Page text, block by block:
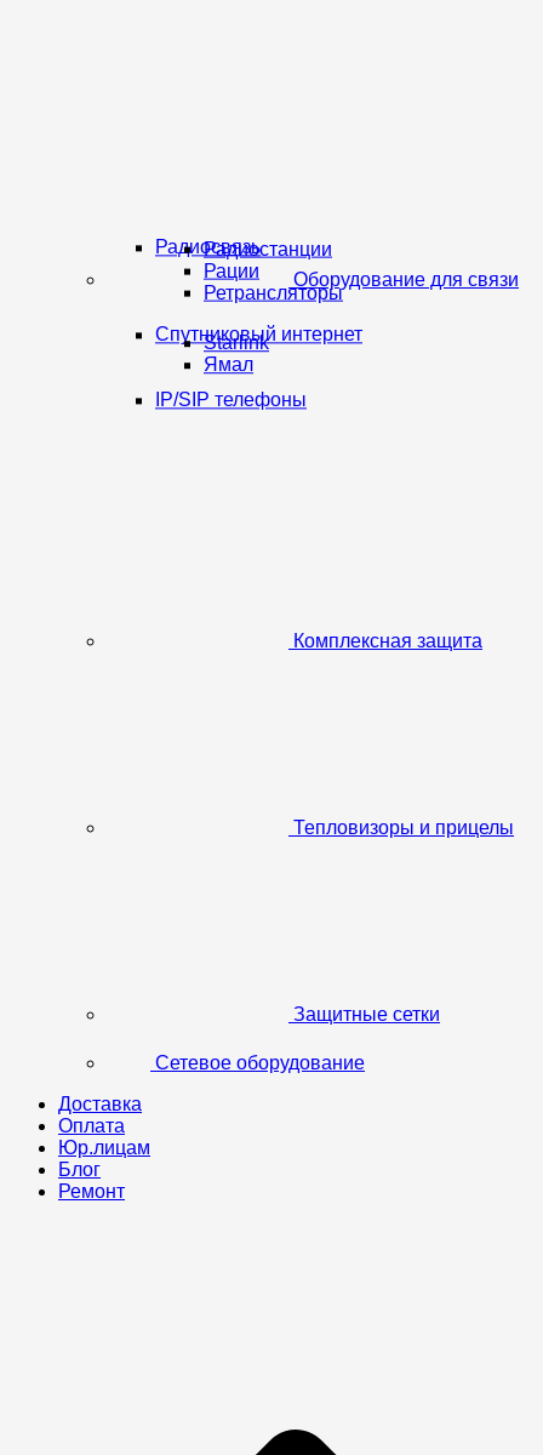
Оборудование для связи
Радиосвязь
Радиостанции
Рации
Ретрансляторы
Спутниковый интернет
Starlink
Ямал
IP/SIP телефоны
Комплексная защита
Тепловизоры и прицелы
Защитные сетки
Сетевое оборудование
Доставка
Оплата
Юр.лицам
Блог
Ремонт